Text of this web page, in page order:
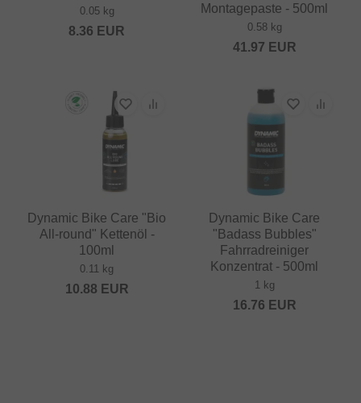
0.05 kg
8.36 EUR
Montagepaste - 500ml
0.58 kg
41.97 EUR
Dynamic Bike Care "Bio
All-round" Kettenöl -
100ml
0.11 kg
10.88 EUR
Dynamic Bike Care
"Badass Bubbles"
Fahrradreiniger
Konzentrat - 500ml
1 kg
16.76 EUR